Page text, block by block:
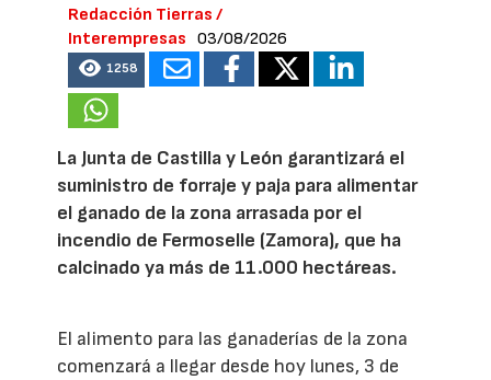
Redacción Tierras /
Interempresas
03/08/2026
1258
La Junta de Castilla y León garantizará el
suministro de forraje y paja para alimentar
el ganado de la zona arrasada por el
incendio de Fermoselle (Zamora), que ha
calcinado ya más de 11.000 hectáreas.
El alimento para las ganaderías de la zona
comenzará a llegar desde hoy lunes, 3 de